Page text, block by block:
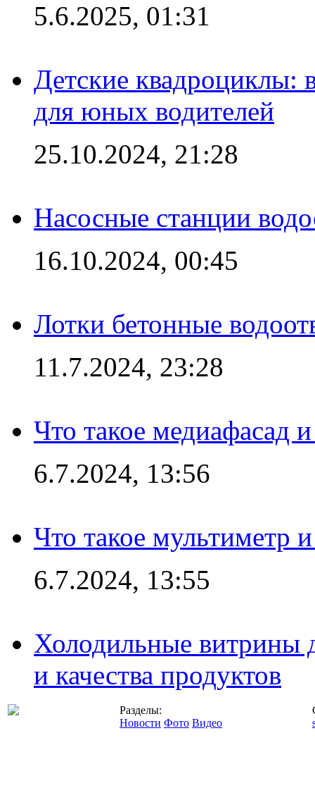
5.6.2025, 01:31
Детские квадроциклы:
для юных водителей
25.10.2024, 21:28
Насосные станции
16.10.2024, 00:45
Лотки бетонные
11.7.2024, 23:28
Что такое медиафасад
6.7.2024, 13:56
Что такое мультиметр
6.7.2024, 13:55
Холодильные витрины
и качества продуктов
Разделы:
Новости Фото Видео